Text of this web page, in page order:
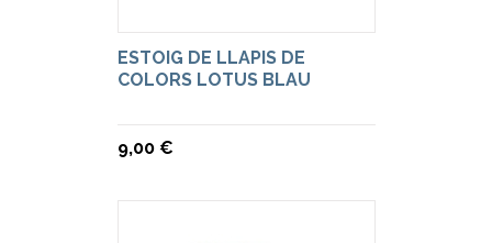
ESTOIG DE LLAPIS DE
COLORS LOTUS BLAU
9,00 €